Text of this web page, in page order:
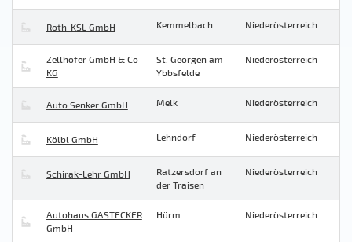
Roth-KSL GmbH Kemmelbach Niederösterreich
Zellhofer GmbH & Co
KG
St. Georgen am
Ybbsfelde
Niederösterreich
Auto Senker GmbH Melk Niederösterreich
Kölbl GmbH Lehndorf Niederösterreich
Schirak-Lehr GmbH
Ratzersdorf an
der Traisen
Niederösterreich
Autohaus GASTECKER
GmbH
Hürm Niederösterreich